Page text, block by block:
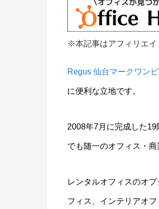
※本記事はアフィリエイ
Regus 仙台マークワン
に便利な立地です。
2008年7月に完成した
でも随一のオフィス・商
レンタルオフィスのオ
フィス、インテリアオ